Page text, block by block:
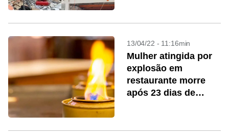
13/04/22 - 11:16min
Mulher atingida por
explosão em
restaurante morre
após 23 dias de